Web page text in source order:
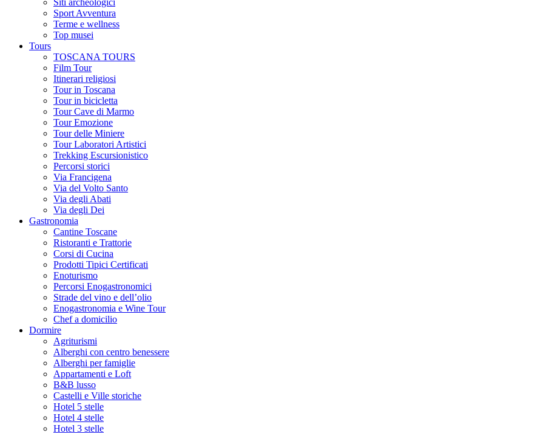
Siti archeologici
Sport Avventura
Terme e wellness
Top musei
Tours
TOSCANA TOURS
Film Tour
Itinerari religiosi
Tour in Toscana
Tour in bicicletta
Tour Cave di Marmo
Tour Emozione
Tour delle Miniere
Tour Laboratori Artistici
Trekking Escursionistico
Percorsi storici
Via Francigena
Via del Volto Santo
Via degli Abati
Via degli Dei
Gastronomia
Cantine Toscane
Ristoranti e Trattorie
Corsi di Cucina
Prodotti Tipici Certificati
Enoturismo
Percorsi Enogastronomici
Strade del vino e dell’olio
Enogastronomia e Wine Tour
Chef a domicilio
Dormire
Agriturismi
Alberghi con centro benessere
Alberghi per famiglie
Appartamenti e Loft
B&B lusso
Castelli e Ville storiche
Hotel 5 stelle
Hotel 4 stelle
Hotel 3 stelle